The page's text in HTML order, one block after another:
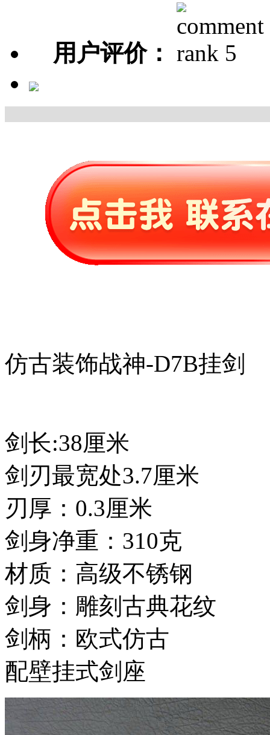
用户评价：
仿古装饰战神-D7B挂剑
剑长:38厘米
剑刃最宽处3.7厘米
刃厚：0.3厘米
剑身净重：310克
材质：高级不锈钢
剑身：雕刻古典花纹
剑柄：欧式仿古
配壁挂式剑座